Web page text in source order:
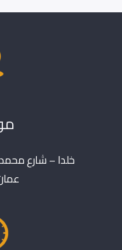
خلدا – شارع محمد